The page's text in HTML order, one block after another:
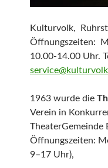
Kulturvolk,
Öffnungszeiten:
10.00-14.00 Uhr.
1963 wurde die
Verein in
TheaterGemeinde
Öffnungszeiten:
9–17 Uhr),